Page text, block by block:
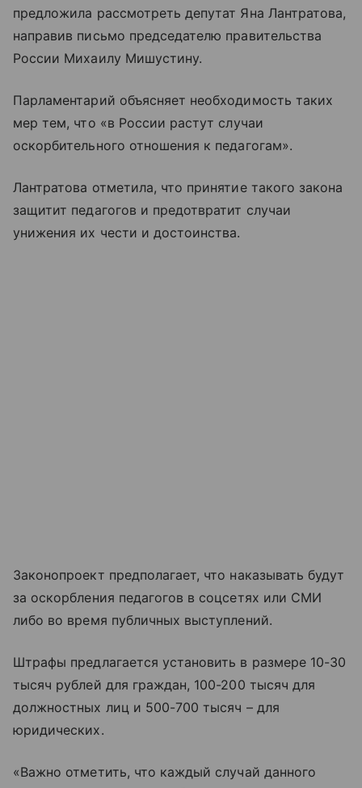
предложила рассмотреть депутат Яна Лантратова,
направив письмо председателю правительства
России Михаилу Мишустину.
Парламентарий объясняет необходимость таких
мер тем, что «в России растут случаи
оскорбительного отношения к педагогам».
Лантратова отметила, что принятие такого закона
защитит педагогов и предотвратит случаи
унижения их чести и достоинства.
Законопроект предполагает, что наказывать будут
за оскорбления педагогов в соцсетях или СМИ
либо во время публичных выступлений.
Штрафы предлагается установить в размере 10-30
тысяч рублей для граждан, 100-200 тысяч для
должностных лиц и 500-700 тысяч – для
юридических.
«Важно отметить, что каждый случай данного